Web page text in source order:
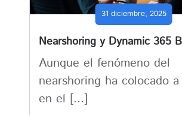
31 diciembre, 2025
Aunque el fenómeno del
nearshoring ha colocado
en el [...]